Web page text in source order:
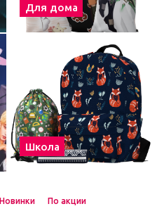
Для дома
Школа
Новинки По акции